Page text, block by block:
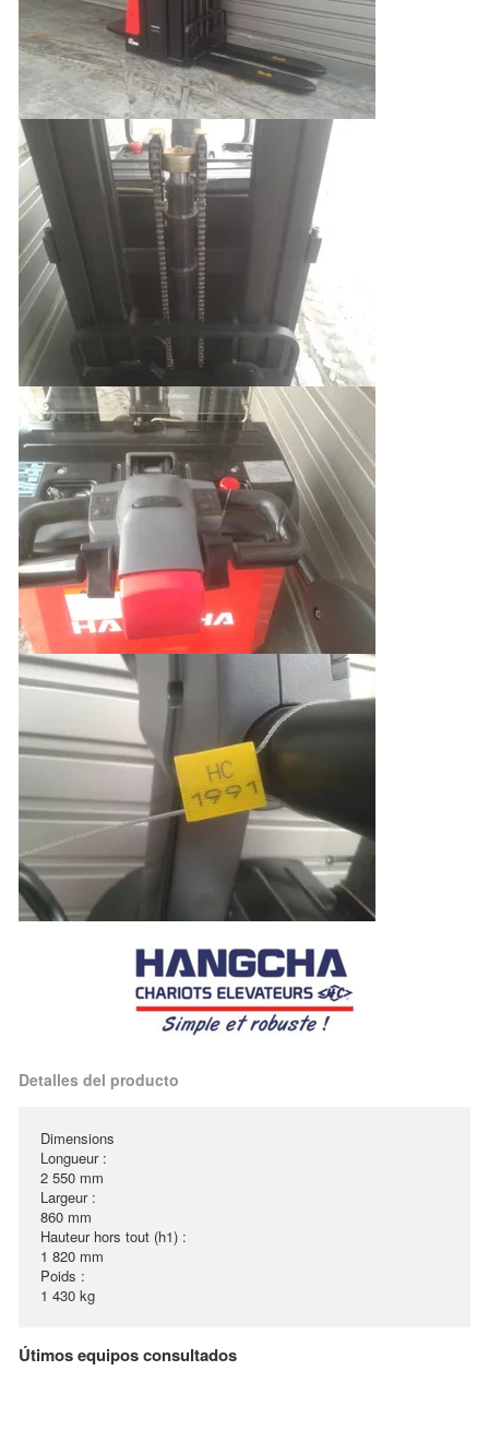
Detalles del producto
Dimensions
Longueur :
2 550 mm
Largeur :
860 mm
Hauteur hors tout (h1) :
1 820 mm
Poids :
1 430 kg
Útimos equipos consultados